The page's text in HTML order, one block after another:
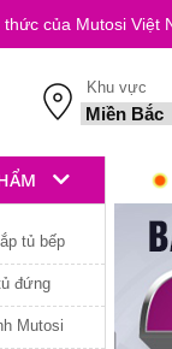
của Mutosi Việt
Khu vực
tủ bếp
đứng
Mutosi